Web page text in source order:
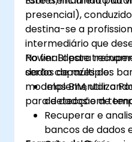
presencial),
destina-se a
intermediário que
Power BI para
dados de múltiplos
modelos BIM,
para detecção de
No final deste
serão capazes de:
Implementar o
de dados em
Recuperar e
bancos de dados